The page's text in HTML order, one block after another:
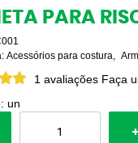
PARA
Acessórios para costura
1 avaliações Faça
un